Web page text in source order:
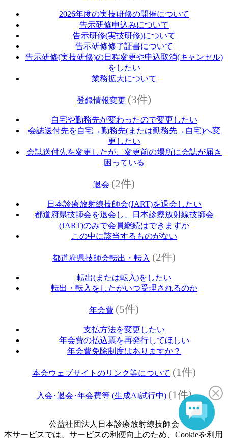
2026年度の実技研修の開催について
告示研修申込みについて
告示研修(実技研修)について
告示研修修了証書について
告示研修(実技研修)の日程変更や申込取消(キャンセル)
をしたい
業務拡大について
登録情報変更 (3件)
自宅や勤務先が変わったので変更したい
会誌送付先を自宅→勤務先(または勤務先→自宅)へ変
更したい
会誌送付先を変更したが、変更前の場所に会誌が届き
困っている
退会 (2件)
日本診療放射線技師会(JART)を退会したい
都道府県技師会を退会し、日本診療放射線技師会
(JART)のみで会員継続はできますか
この中に該当するものがない
都道府県技師会転出・転入 (2件)
転出(または転入)をしたい
転出・転入をしたがいつ受理されるのか
年会費 (5件)
支払方法を変更したい
年会費の払込票を再発行してほしい
年会費免除制度はありますか？
本会ウェブサイトのリンク等について (1件)
入会･退会･年会費等 (生成AI試行中) (1件)
公益社団法人日本診療放射線技師会
本サービスでは、サービスの利便向上のため、Cookieを利用